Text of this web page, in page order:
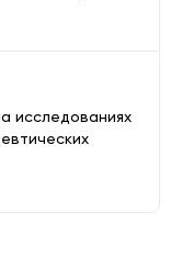
исследованиях